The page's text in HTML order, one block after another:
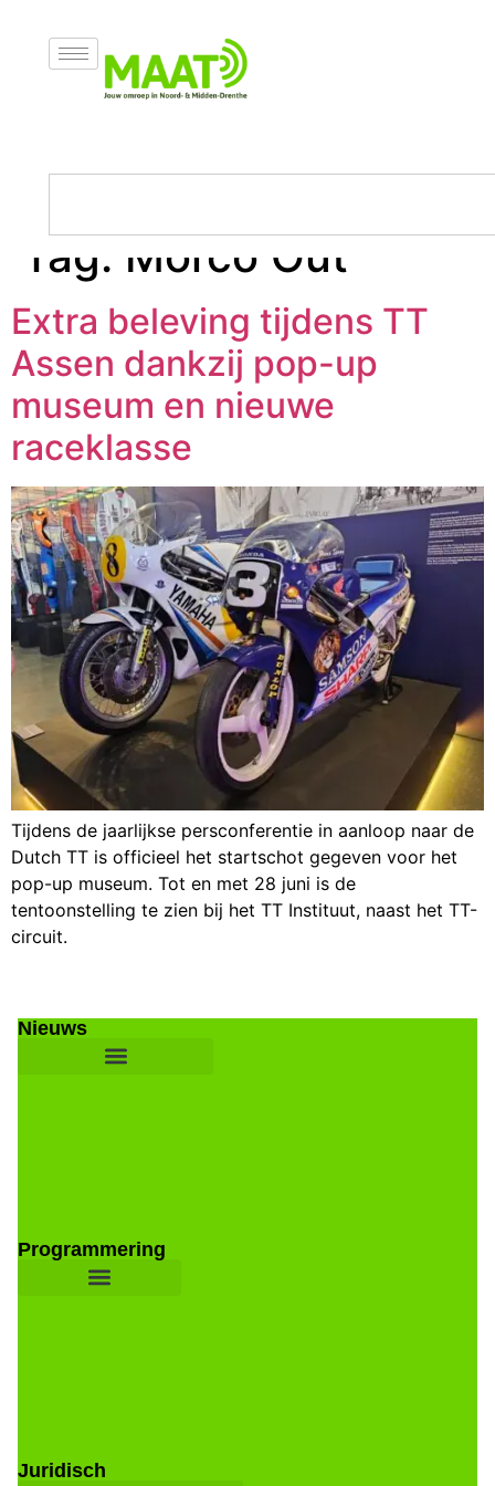
Tag: Morco Out
Extra beleving tijdens TT
Assen dankzij pop-up
museum en nieuwe
raceklasse
Tijdens de jaarlijkse persconferentie in aanloop naar de
Dutch TT is officieel het startschot gegeven voor het
pop-up museum. Tot en met 28 juni is de
tentoonstelling te zien bij het TT Instituut, naast het TT-
circuit.
Nieuws
Programmering
Juridisch